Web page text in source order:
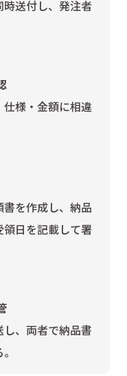
送付し、発注者
様・金額に相違
を作成し、納品
日を記載して署
、両者で納品書